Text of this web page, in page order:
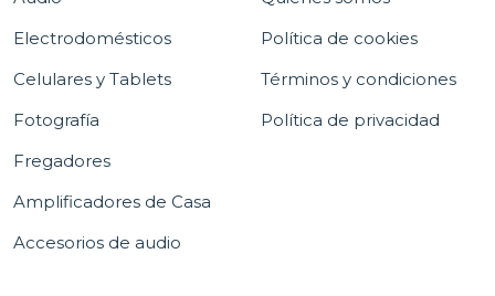
Electrodomésticos
Celulares y Tablets
Fotografía
Fregadores
Amplificadores de Casa
Accesorios de audio
Política de cookies
Términos y condiciones
Política de privacidad